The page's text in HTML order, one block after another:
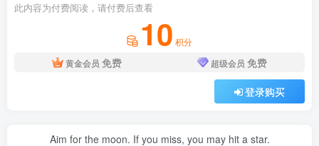
此内容为付费阅读，请付费后查看
10 积分
黄金会员 免费 超级会员 免费
登录购买
Aim for the moon. If you miss, you may hit a star.